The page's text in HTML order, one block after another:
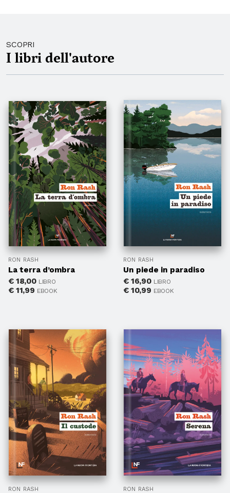
SCOPRI
I libri dell'autore
RON RASH
La terra d’ombra
€18,00 LIBRO
€11,99 EBOOK
RON RASH
Un piede in paradiso
€16,90 LIBRO
€10,99 EBOOK
RON RASH RON RASH